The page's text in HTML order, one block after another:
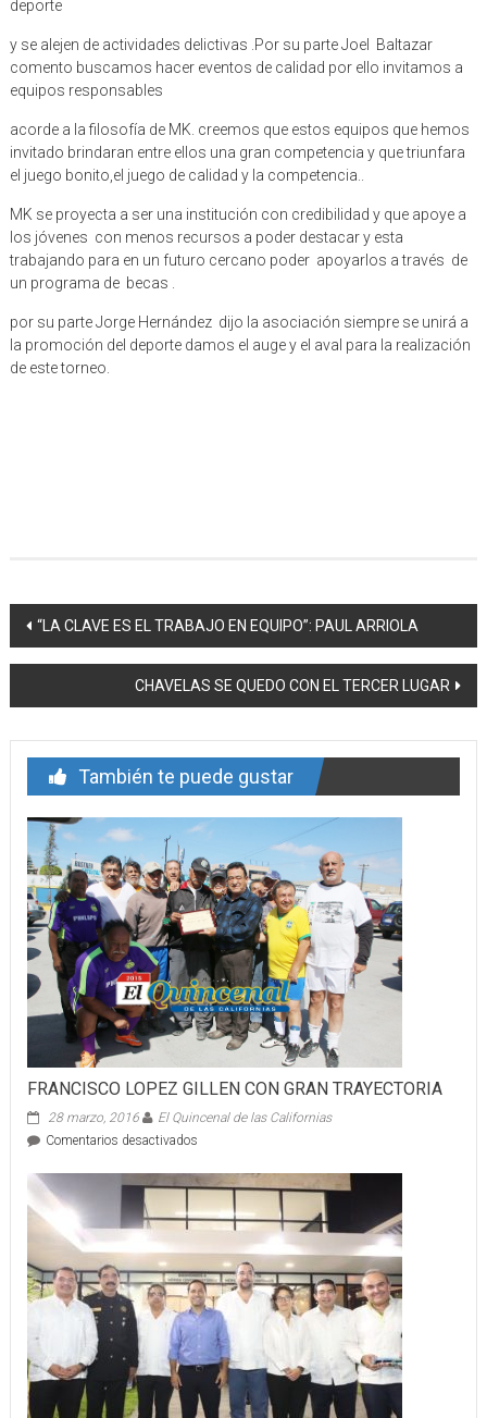
deporte
y se alejen de actividades delictivas .Por su parte Joel Baltazar
comento buscamos hacer eventos de calidad por ello invitamos a
equipos responsables
acorde a la filosofía de MK. creemos que estos equipos que hemos
invitado brindaran entre ellos una gran competencia y que triunfara
el juego bonito,el juego de calidad y la competencia..
MK se proyecta a ser una institución con credibilidad y que apoye a
los jóvenes con menos recursos a poder destacar y esta
trabajando para en un futuro cercano poder apoyarlos a través de
un programa de becas .
por su parte Jorge Hernández dijo la asociación siempre se unirá a
la promoción del deporte damos el auge y el aval para la realización
de este torneo.
Navegación
de
entrada
“LA CLAVE ES EL TRABAJO EN EQUIPO”: PAUL ARRIOLA
CHAVELAS SE QUEDO CON EL TERCER LUGAR
También te puede gustar
FRANCISCO LOPEZ GILLEN CON GRAN TRAYECTORIA
28 marzo, 2016
El Quincenal de las Californias
Comentarios desactivadosen
LOPEZ
GILLEN
CON
TRAYECTORIA